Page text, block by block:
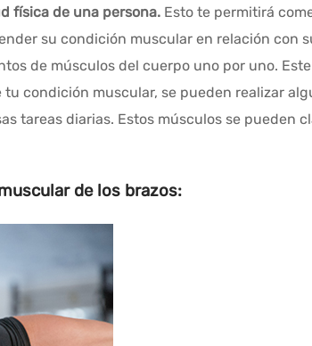
física de una persona. Esto te permitirá
su condición muscular en relación con
de músculos del cuerpo uno por uno.
condición muscular, se pueden realizar
tareas diarias. Estos músculos se pueden
de los brazos: